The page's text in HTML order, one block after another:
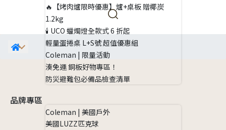
🔥【烤肉爐限時優惠】爐+桌板 贈椰炭
1.2kg
🕯 UCO 蠟燭燈全款式 6 折起
輕量蛋捲桌 L+S號 超值優惠組
Coleman | 限量活動
湊免運 銅板好物專區！
防災避難包必備品檢查清單
品牌專區
Coleman | 美國戶外
美國LUZZ匹克球